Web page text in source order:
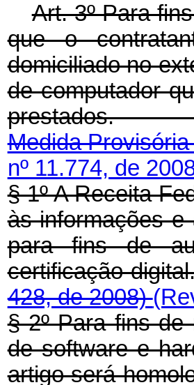
Art. 3º Para
que o
domiciliado no
de computador
Medida
nº 11.774, de
§ 1º A Receita
às informações
para fins de
certificação
428, de 2008)
§ 2º Para fins de
de software e
artigo será